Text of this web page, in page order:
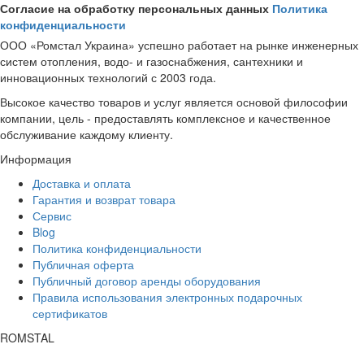
Согласие на обработку персональных данных Политика
конфиденциальности
ООО «Ромстал Украина» успешно работает на рынке инженерных
систем отопления, водо- и газоснабжения, сантехники и
инновационных технологий с 2003 года.
Высокое качество товаров и услуг является основой философии
компании, цель - предоставлять комплексное и качественное
обслуживание каждому клиенту.
Информация
Доставка и оплата
Гарантия и возврат товара
Сервис
Blog
Политика конфиденциальности
Публичная оферта
Публичный договор аренды оборудования
Правила использования электронных подарочных
сертификатов
ROMSTAL